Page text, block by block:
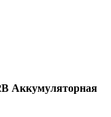
Аккумуляторная